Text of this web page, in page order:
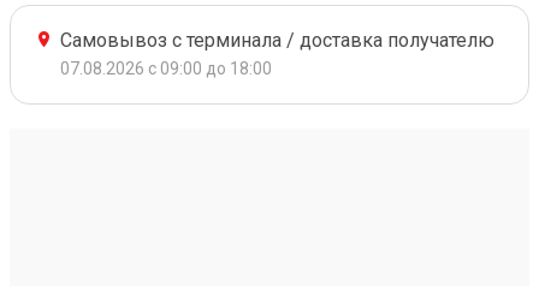
Самовывоз с терминала / доставка получателю
07.08.2026 с 09:00 до 18:00